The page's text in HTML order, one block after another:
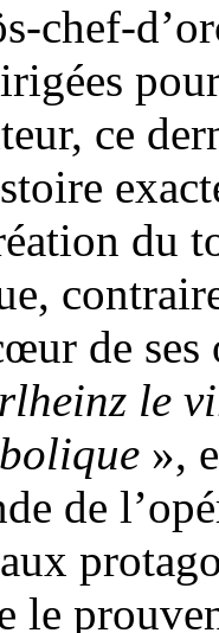
chef-
ce
du
de ses
le
»,
de
le